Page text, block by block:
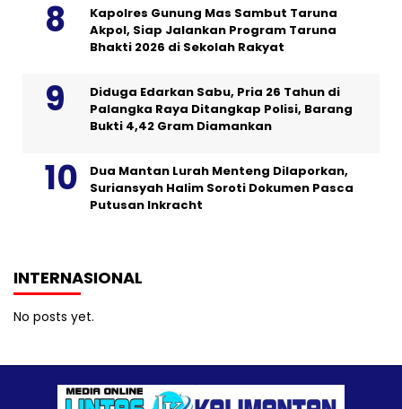
Kapolres Gunung Mas Sambut Taruna
Akpol, Siap Jalankan Program Taruna
Bhakti 2026 di Sekolah Rakyat
Diduga Edarkan Sabu, Pria 26 Tahun di
Palangka Raya Ditangkap Polisi, Barang
Bukti 4,42 Gram Diamankan
Dua Mantan Lurah Menteng Dilaporkan,
Suriansyah Halim Soroti Dokumen Pasca
Putusan Inkracht
INTERNASIONAL
No posts yet.